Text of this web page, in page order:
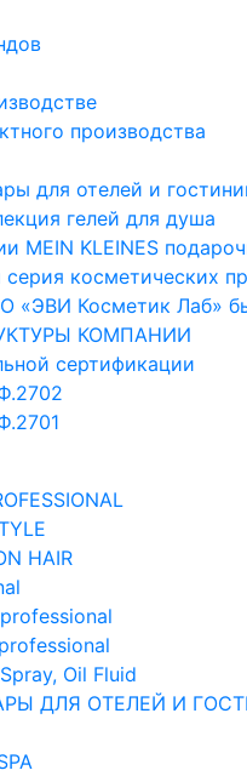
производства
для отелей и
гелей для душа
MEIN KLEINES
косметических
«ЭВИ Косметик Лаб»
КОМПАНИИ
сертификации
HAIR
Oil Fluid
ДЛЯ ОТЕЛЕЙ И